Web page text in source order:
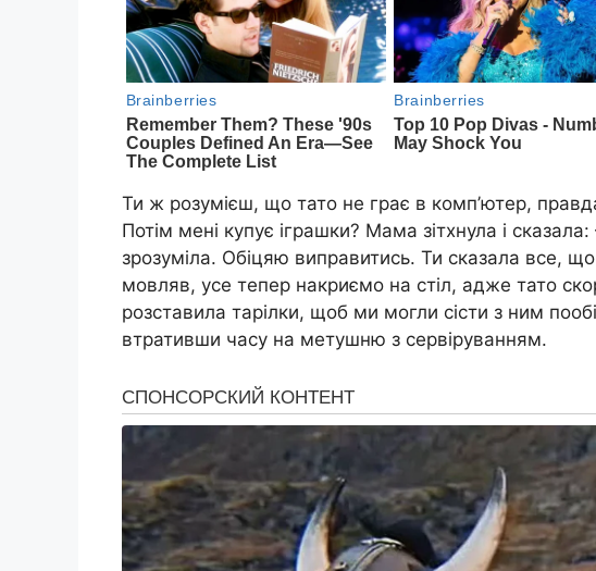
Ти ж розумієш, що тато не грає в комп’ютер,
Потім мені купує іграшки? Мама зітхнула і
зрозуміла. Обіцяю виправитись. Ти сказала все, що
мовляв, усе тепер накриємо на стіл, адже тато
розставила тарілки, щоб ми могли сісти з ним
втративши часу на метушню з сервіруванням.